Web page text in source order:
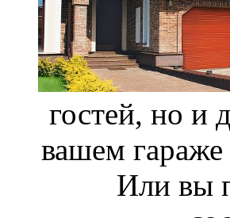
гостей, но и
вашем
Или вы